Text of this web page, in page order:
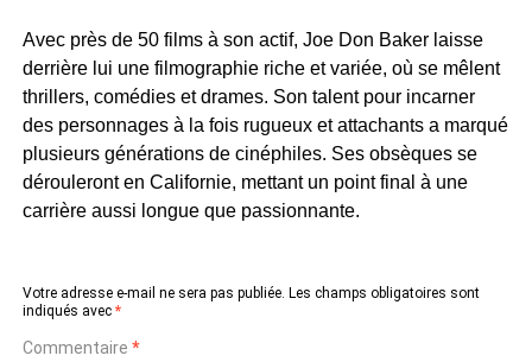
Avec près de 50 films à son actif, Joe Don Baker laisse
derrière lui une filmographie riche et variée, où se mêlent
thrillers, comédies et drames. Son talent pour incarner
des personnages à la fois rugueux et attachants a marqué
plusieurs générations de cinéphiles. Ses obsèques se
dérouleront en Californie, mettant un point final à une
carrière aussi longue que passionnante.
Votre adresse e-mail ne sera pas publiée. Les champs obligatoires sont
indiqués avec *
Commentaire *